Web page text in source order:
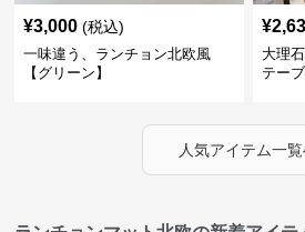
¥3,000 (税込)
一味違う、ランチョン北欧風
【グリーン】
¥
大理
テー
人気アイテム一